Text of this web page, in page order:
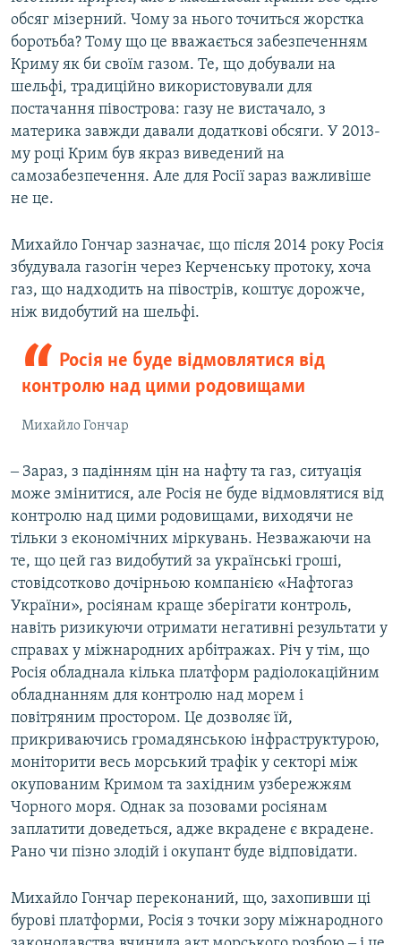
обсяг мізерний. Чому за нього точиться жорстка
боротьба? Тому що це вважається забезпеченням
Криму як би своїм газом. Те, що добували на
шельфі, традиційно використовували для
постачання півострова: газу не вистачало, з
материка завжди давали додаткові обсяги. У 2013-
му році Крим був якраз виведений на
самозабезпечення. Але для Росії зараз важливіше
не це.
Михайло Гончар зазначає, що після 2014 року Росія
збудувала газогін через Керченську протоку, хоча
газ, що надходить на півострів, коштує дорожче,
ніж видобутий на шельфі.
Росія не буде відмовлятися від
контролю над цими родовищами
Михайло Гончар
‒ Зараз, з падінням цін на нафту та газ, ситуація
може змінитися, але Росія не буде відмовлятися від
контролю над цими родовищами, виходячи не
тільки з економічних міркувань. Незважаючи на
те, що цей газ видобутий за українські гроші,
стовідсотково дочірньою компанією «Нафтогаз
України», росіянам краще зберігати контроль,
навіть ризикуючи отримати негативні результати у
справах у міжнародних арбітражах. Річ у тім, що
Росія обладнала кілька платформ радіолокаційним
обладнанням для контролю над морем і
повітряним простором. Це дозволяє їй,
прикриваючись громадянською інфраструктурою,
моніторити весь морський трафік у секторі між
окупованим Кримом та західним узбережжям
Чорного моря. Однак за позовами росіянам
заплатити доведеться, адже вкрадене є вкрадене.
Рано чи пізно злодій і окупант буде відповідати.
Михайло Гончар переконаний, що, захопивши ці
бурові платформи, Росія з точки зору міжнародного